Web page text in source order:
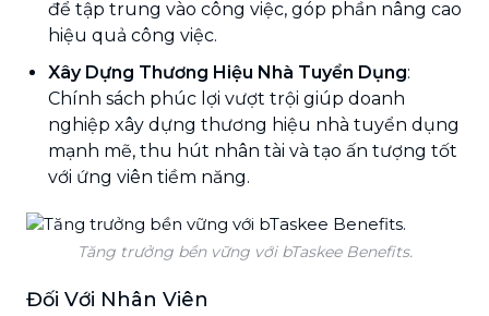
để tập trung vào công việc, góp phần nâng cao
hiệu quả công việc.
Xây Dựng Thương Hiệu Nhà Tuyển Dụng:
Chính sách phúc lợi vượt trội giúp doanh
nghiệp xây dựng thương hiệu nhà tuyển dụng
mạnh mẽ, thu hút nhân tài và tạo ấn tượng tốt
với ứng viên tiềm năng.
Tăng trưởng bền vững với bTaskee Benefits.
Đối Với Nhân Viên